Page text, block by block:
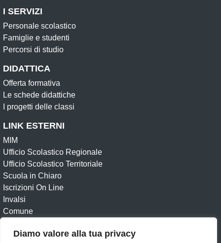
Diamo valore alla tua privacy
I SERVIZI
Personale scolastico
Famiglie e studenti
Percorsi di studio
DIDATTICA
Offerta formativa
Le schede didattiche
I progetti delle classi
LINK ESTERNI
MIM
Ufficio Scolastico Regionale
Ufficio Scolastico Territoriale
Scuola in Chiaro
Iscrizioni On Line
Invalsi
Comune